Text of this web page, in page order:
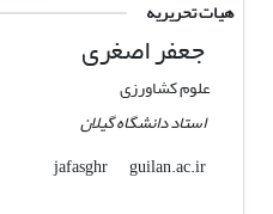
هیات تحریریه
جعفر اصغری
علوم کشاورزی
استاد دانشگاه گیلان
jafasghr
guilan.ac.ir